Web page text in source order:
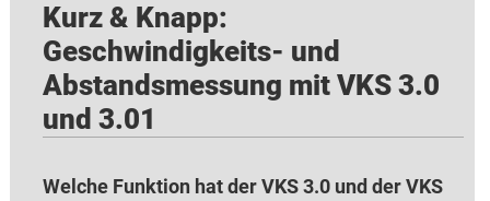
Kurz & Knapp:
Geschwindigkeits- und
Abstandsmessung mit VKS 3.0
und 3.01
Welche Funktion hat der VKS 3.0 und der VKS